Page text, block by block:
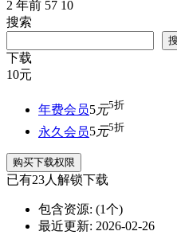
2 年前 57 10
搜索
下载
10元
年费会员5元5折
永久会员5元5折
购买下载权限
已有23人解锁下载
包含资源: (1个)
最近更新: 2026-02-26